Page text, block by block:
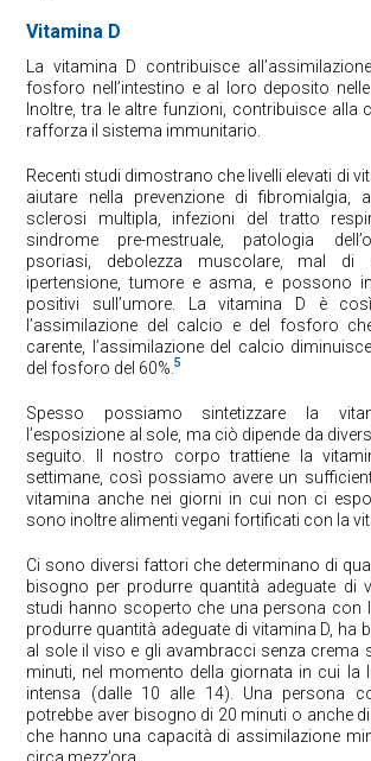
Vitamina D
La vitamina D contribuisce
fosforo nell’intestino e al loro deposito
Inoltre, tra le altre funzioni, contribuisce alla
rafforza il sistema immunitario.
Recenti studi dimostrano che livelli elevati di
aiutare nella prevenzione di fibromialgia,
sclerosi multipla, infezioni del tratto
sindrome pre-mestruale, patologia
psoriasi, debolezza muscolare, mal di
ipertensione, tumore e asma, e possono
positivi sull’umore. La vitamina D è
l’assimilazione del calcio e del fosforo
carente, l’assimilazione del calcio
del fosforo del 60%.5
Spesso possiamo sintetizzare la
l’esposizione al sole, ma ciò dipende da
seguito. Il nostro corpo trattiene la
settimane, così possiamo avere un
vitamina anche nei giorni in cui non ci
sono inoltre alimenti vegani fortificati con la
Ci sono diversi fattori che determinano di
bisogno per produrre quantità adeguate di
studi hanno scoperto che una persona con
produrre quantità adeguate di vitamina D, ha
al sole il viso e gli avambracci senza crema
minuti, nel momento della giornata in cui la
intensa (dalle 10 alle 14). Una persona
potrebbe aver bisogno di 20 minuti o anche di
che hanno una capacità di assimilazione
circa mezz’ora.